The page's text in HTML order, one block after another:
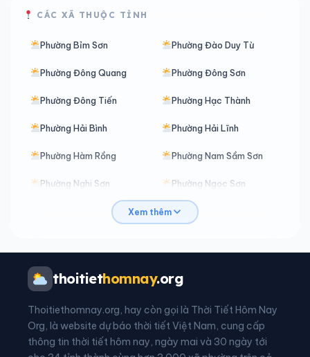
CÁC XÃ THUỘC TỈNH
Phường Bỉm Sơn Phường Đào Duy Từ
Phường Đông Quang Phường Đông Sơn
Phường Đông Tiến Phường Hạc Thành
Phường Hải Bình Phường Hải Lĩnh
Phường Hàm Rồng Phường Nam Sầm Sơn
Phường Nghi Sơn Phường Ngọc Sơn
Phường Nguyệt Viên Phường Quảng Phú
Phường Tân Dân
Phường Trúc Lâm
Xã Ba Đình Xã Bá Thước
Xã Bát Mọt Xã Biện Thượng
Xem thêm
thoitiethomnay.org
Thoitiethomnay.org, hay còn gọi là Thời Tiết Hôm Nay
Org, là website dự báo thời tiết Việt Nam, cung cấp
thông tin thời tiết hôm nay, ngày mai và 30 ngày tới